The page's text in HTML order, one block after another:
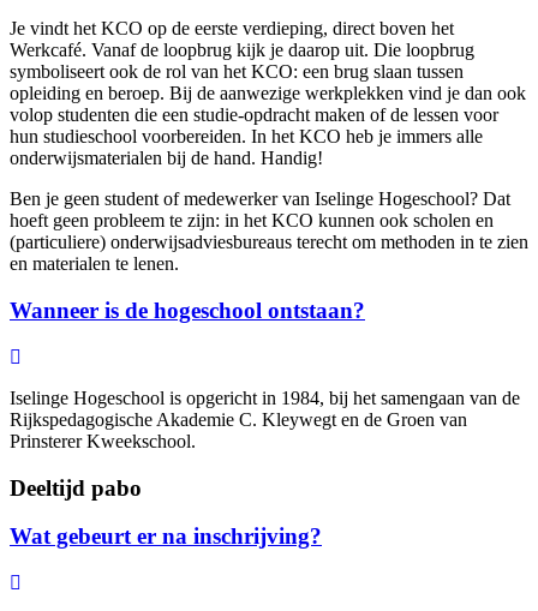
Je vindt het KCO op de eerste verdieping, direct boven het
Werkcafé. Vanaf de loopbrug kijk je daarop uit. Die loopbrug
symboliseert ook de rol van het KCO: een brug slaan tussen
opleiding en beroep. Bij de aanwezige werkplekken vind je dan ook
volop studenten die een studie-opdracht maken of de lessen voor
hun studieschool voorbereiden. In het KCO heb je immers alle
onderwijsmaterialen bij de hand. Handig!
Ben je geen student of medewerker van Iselinge Hogeschool? Dat
hoeft geen probleem te zijn: in het KCO kunnen ook scholen en
(particuliere) onderwijsadviesbureaus terecht om methoden in te zien
en materialen te lenen.
Wanneer is de hogeschool ontstaan?
Iselinge Hogeschool is opgericht in 1984, bij het samengaan van de
Rijkspedagogische Akademie C. Kleywegt en de Groen van
Prinsterer Kweekschool.
Deeltijd pabo
Wat gebeurt er na inschrijving?